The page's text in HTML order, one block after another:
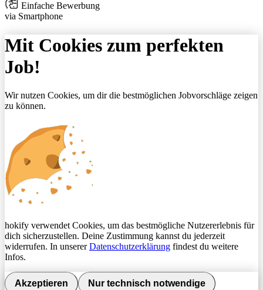
Einfache Bewerbung
via Smartphone
Mit Cookies zum perfekten
Job!
Wir nutzen Cookies, um dir die bestmöglichen Jobvorschläge zeigen
zu können.
hokify verwendet Cookies, um das bestmögliche Nutzererlebnis für
dich sicherzustellen. Deine Zustimmung kannst du jederzeit
widerrufen. In unsererDatenschutzerklärung findest du weitere
Infos.
Akzeptieren Nur technisch notwendige